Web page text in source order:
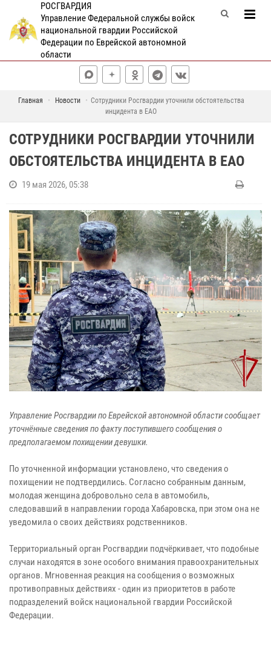
РОСГВАРДИЯ
Управление Федеральной службы войск
национальной гвардии Российской
Федерации по Еврейской автономной
области
Главная Новости
Сотрудники Росгвардии уточнили обстоятельства
инцидента в ЕАО
СОТРУДНИКИ РОСГВАРДИИ УТОЧНИЛИ
ОБСТОЯТЕЛЬСТВА ИНЦИДЕНТА В ЕАО
19 мая 2026, 05:38
Управление Росгвардии по Еврейской автономной области сообщает
уточнённые сведения по факту поступившего сообщения о
предполагаемом похищении девушки.
По уточненной информации установлено, что сведения о
похищении не подтвердились. Согласно собранным данным,
молодая женщина добровольно села в автомобиль,
следовавший в направлении города Хабаровска, при этом она не
уведомила о своих действиях родственников.
Территориальный орган Росгвардии подчёркивает, что подобные
случаи находятся в зоне особого внимания правоохранительных
органов. Мгновенная реакция на сообщения о возможных
противоправных действиях - один из приоритетов в работе
подразделений войск национальной гвардии Российской
Федерации.